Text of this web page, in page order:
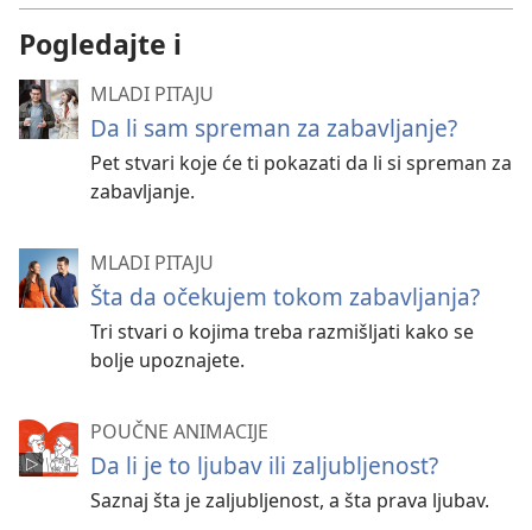
Pogledajte i
MLADI PITAJU
Da li sam spreman za zabavljanje?
Pet stvari koje će ti pokazati da li si spreman za
zabavljanje.
MLADI PITAJU
Šta da očekujem tokom zabavljanja?
Tri stvari o kojima treba razmišljati kako se
bolje upoznajete.
POUČNE ANIMACIJE
Da li je to ljubav ili zaljubljenost?
Saznaj šta je zaljubljenost, a šta prava ljubav.